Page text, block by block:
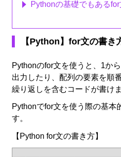
Pythonの基礎でもある
【Python】for文の書き
Pythonのfor文を使うと、1か
出力したり、配列の要素を順
繰り返しを含むコードが書けま
Pythonでfor文を使う際の基本
す。
【Python for文の書き方】